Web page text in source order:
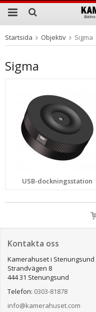
Produkten
Startsida Objektiv Sigma
Sigma
USB-dockningsstation
Kontakta oss
Kamerahuset i Stenungsund
Strandvägen 8
444 31 Stenungsund
Telefon: 0303-81878
info@kamerahuset.com